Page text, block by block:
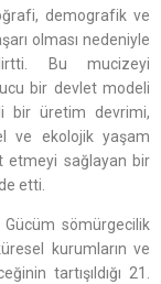
demografik ve
olması nedeniyle
Bu mucizeyi
bir devlet modeli
bir üretim devrimi,
ve ekolojik yaşam
etmeyi sağlayan bir
etti.
sömürgecilik
kurumların ve
tartışıldığı 21.